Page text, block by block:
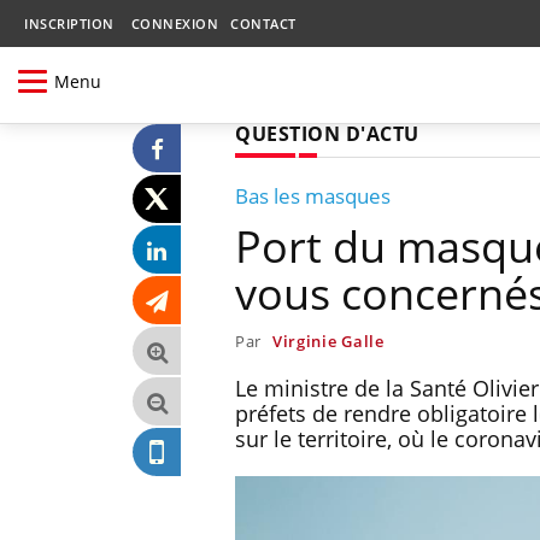
INSCRIPTION CONNEXION CONTACT
Menu
QUESTION D'ACTU
Bas les masques
Port du
vous
Par Virginie Galle
Le ministre de la Santé
préfets de rendre obligatoire
sur le territoire, où le